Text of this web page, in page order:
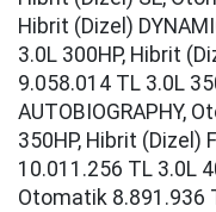
Hibrit (Dizel)
3.0L 300HP, Hibrit
9.058.014 TL 3.0L
AUTOBIOGRAPHY,
350HP, Hibrit (Dizel)
10.011.256 TL 3.0L
Otomatik 8.891.936